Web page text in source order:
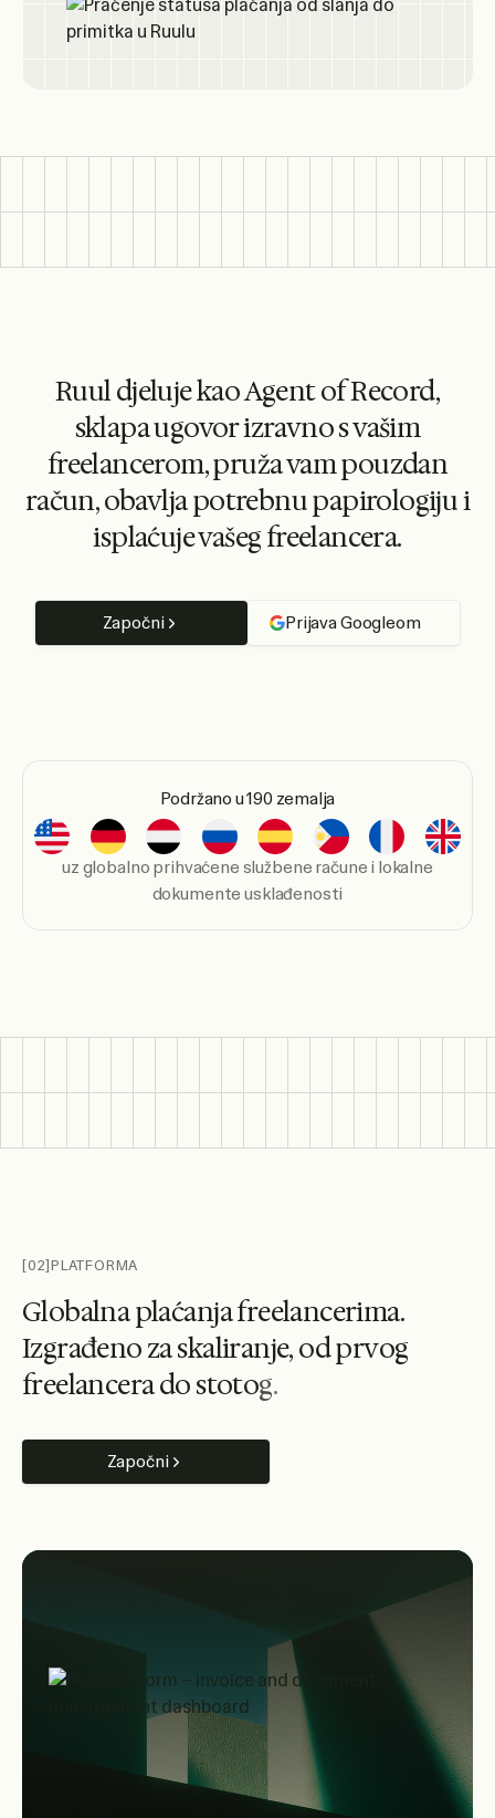
Ruul djeluje kao Agent of Record,
sklapa ugovor izravno s vašim
freelancerom, pruža vam pouzdan
račun, obavlja potrebnu papirologiju i
isplaćuje vašeg freelancera.
Započni Prijava Googleom
Podržano u 190 zemalja
uz globalno prihvaćene službene račune i lokalne
dokumente usklađenosti
[02]PLATFORMA
Globalnaplaćanjafreelancerima.
Izgrađenozaskaliranje,odprvog
freelanceradostotog.
Započni